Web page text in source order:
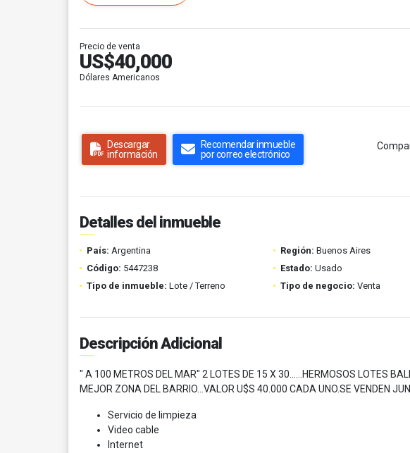
Precio de venta
US$40,000
Dólares Americanos
Descargar
información
Recomendar inmueble
por correo electrónico
Detalles del inmueble
País: Argentina Región: Buenos Aires
Código: 5447238 Estado: Usado
Tipo de inmueble: Lote / Terreno Tipo de negocio: Venta
Descripción Adicional
" A 100 METROS DEL MAR" 2 LOTES DE 15 X 30......HERMOSOS LOTES
MEJOR ZONA DEL BARRIO...VALOR U$S 40.000 CADA UNO.SE VENDEN
Servicio de limpieza
Video cable
Internet